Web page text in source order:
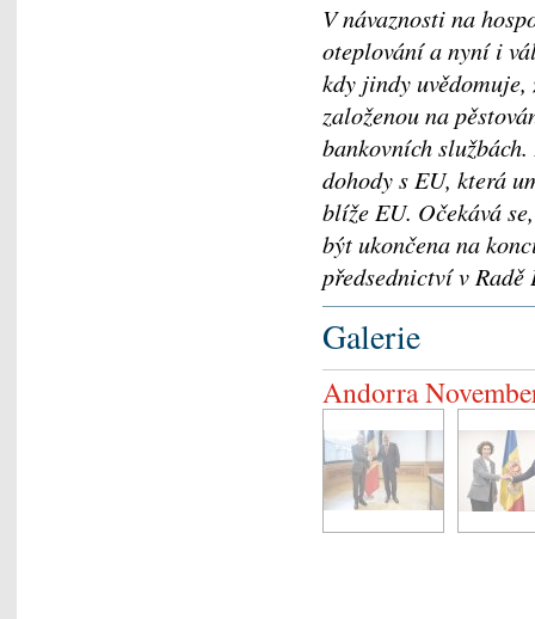
V návaznosti na
oteplování a nyní i
kdy jindy
založenou na
bankovních
dohody s EU, která
blíže EU. Očekává
být ukončena na
předsednictví v Radě
Galerie
Andorra